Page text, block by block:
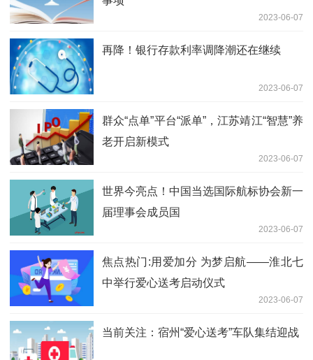
2023-06-07
再降！银行存款利率调降潮还在继续
2023-06-07
群众“点单”平台“派单”，江苏靖江“智慧”养
老开启新模式
2023-06-07
世界今亮点！中国当选国际航标协会新一
届理事会成员国
2023-06-07
焦点热门:用爱加分 为梦启航——淮北七
中举行爱心送考启动仪式
2023-06-07
当前关注：宿州“爱心送考”车队集结迎战